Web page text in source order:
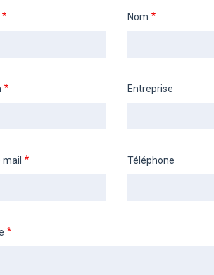
Nom
Entreprise
Téléphone